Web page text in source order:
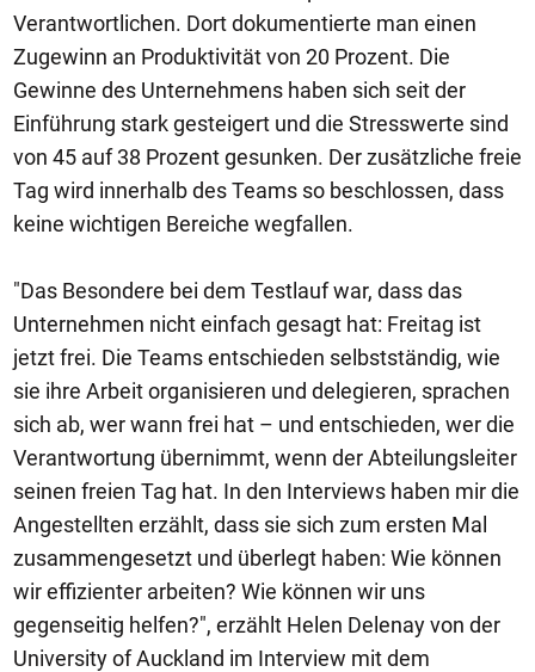
Verantwortlichen. Dort dokumentierte man einen
Zugewinn an Produktivität von 20 Prozent. Die
Gewinne des Unternehmens haben sich seit der
Einführung stark gesteigert und die Stresswerte sind
von 45 auf 38 Prozent gesunken. Der zusätzliche freie
Tag wird innerhalb des Teams so beschlossen, dass
keine wichtigen Bereiche wegfallen.
"Das Besondere bei dem Testlauf war, dass das
Unternehmen nicht einfach gesagt hat: Freitag ist
jetzt frei. Die Teams entschieden selbstständig, wie
sie ihre Arbeit organisieren und delegieren, sprachen
sich ab, wer wann frei hat – und entschieden, wer die
Verantwortung übernimmt, wenn der Abteilungsleiter
seinen freien Tag hat. In den Interviews haben mir die
Angestellten erzählt, dass sie sich zum ersten Mal
zusammengesetzt und überlegt haben: Wie können
wir effizienter arbeiten? Wie können wir uns
gegenseitig helfen?", erzählt Helen Delenay von der
University of Auckland im Interview mit dem